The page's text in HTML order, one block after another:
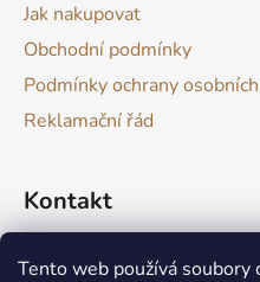
Tento web používá soubory
Jak nakupovat
Obchodní podmínky
Podmínky ochrany
Reklamační řád
Kontakt
drevokazuv @